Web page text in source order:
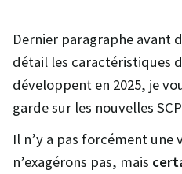
Dernier paragraphe avant
détail les caractéristiques
développent en 2025, je
garde sur les nouvelles
Il n’y a pas forcément
n’exagérons pas, mais